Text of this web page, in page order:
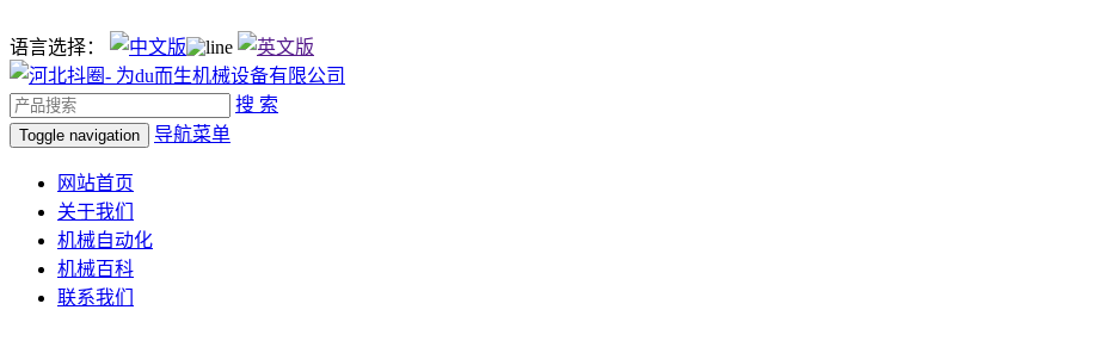
语言选择：
搜 索
Toggle navigation 导航菜单
网站首页
关于我们
机械自动化
机械百科
联系我们